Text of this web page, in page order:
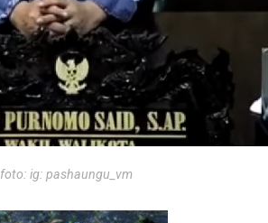
foto: ig: pashaungu_vm